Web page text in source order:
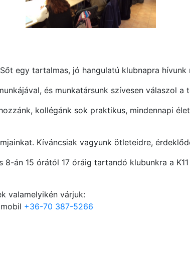
egy tartalmas, jó hangulatú klubnapra hívunk
és munkatársunk szívesen válaszol a
kollégánk sok praktikus, mindennapi
Kíváncsiak vagyunk ötleteidre,
án 15 órától 17 óráig tartandó klubunkra a
valamelyikén várjuk:
+36-70 387-5266